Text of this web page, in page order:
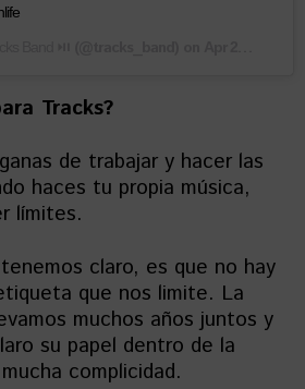
Tracks?
de trabajar y hacer las
haces tu propia música,
límites.
claro, es que no hay
que nos limite. La
muchos años juntos y
su papel dentro de la
complicidad.